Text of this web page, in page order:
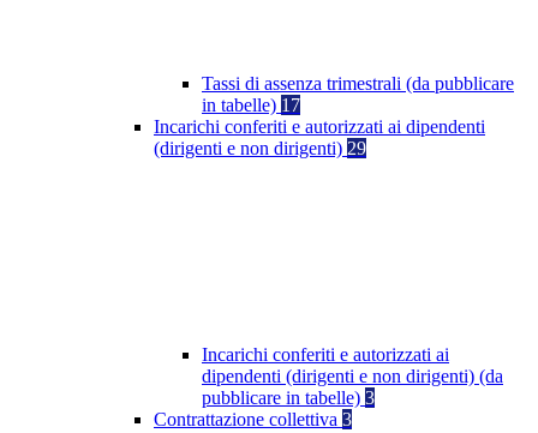
Tassi di assenza trimestrali (da pubblicare
in tabelle) 17
Incarichi conferiti e autorizzati ai dipendenti
(dirigenti e non dirigenti) 29
Incarichi conferiti e autorizzati ai
dipendenti (dirigenti e non dirigenti) (da
pubblicare in tabelle) 3
Contrattazione collettiva 3